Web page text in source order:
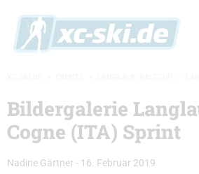
Bildergalerie
Cogne (ITA) Sprint
Nadine Gärtner - 16. Februar 2019